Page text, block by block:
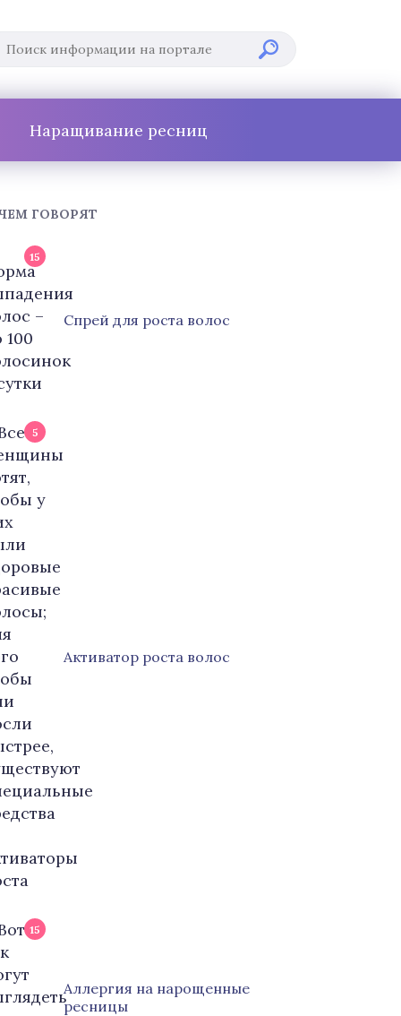
Наращивание ресниц
ГОВОРЯТ
15
Cпрей для роста волос
5
Активатор роста волос
15
Аллергия на нарощенные
ресницы